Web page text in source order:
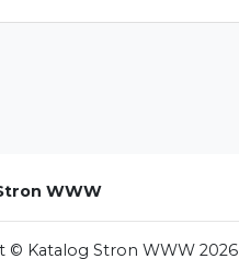
WWW
© Katalog Stron WWW 2026